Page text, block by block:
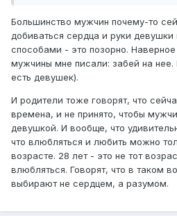
Большинство мужчин почему-то
добиваться сердца и руки
способами - это позорно.
мужчины мне писали: забей на
есть девушек).
И родители тоже говорят, что
времена, и не принято, чтобы
девушкой. И вообще, что
что влюбляться и любить можно
возрасте. 28 лет - это не тот
влюбляться. Говорят, что в таком
выбирают не сердцем, а разумом.